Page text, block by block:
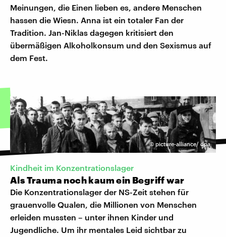
Meinungen, die Einen lieben es, andere Menschen
hassen die Wiesn. Anna ist ein totaler Fan der
Tradition. Jan-Niklas dagegen kritisiert den
übermäßigen Alkoholkonsum und den Sexismus auf
dem Fest.
©picture-alliance/ dpa
Kindheit im Konzentrationslager
Als Trauma noch kaum ein Begriff war
Die Konzentrationslager der NS-Zeit stehen für
grauenvolle Qualen, die Millionen von Menschen
erleiden mussten – unter ihnen Kinder und
Jugendliche. Um ihr mentales Leid sichtbar zu